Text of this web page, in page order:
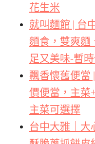
花生米
就叫麵館 | 台
麵食，雙爽麵
足又美味-暫
飄香懷舊便當
價便當，主菜
主菜可選擇
台中大雅｜大